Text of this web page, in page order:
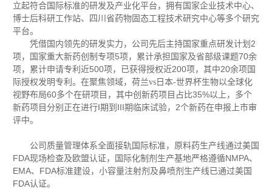
立起符合国际标准的研发及产业化平台，拥有国家企业技术中心、
博士后科研工作站、四川省药物固态工程技术研究中心等多个研究
平台。
凭借国内领先的研发实力，公司先后主持国家重点研发计划 2
项，国家重大新药创制专项5项，累计承担国家及省部级课题70余
项，累计申请专利近500项，已获得授权近200项，其中20余项国
际授权发明专利。在聚焦领域，荷兰vs日本-世界杯生物以全球化
视野布局60多个在研项目，其中创新药项目占比35%以上，多个
新药项目分别正在进行I期到 III期临床试验， 2个新药在申报上市审
评中。
公司质量管理体系全面接轨国际标准，原料药生产线通过美国
FDA现场检查及欧盟认证，国际化制剂生产基地严格遵循NMPA、
EMA、 FDA标准建设，小容量注射剂及鼻喷剂生产线已通过美国
FDA认证。